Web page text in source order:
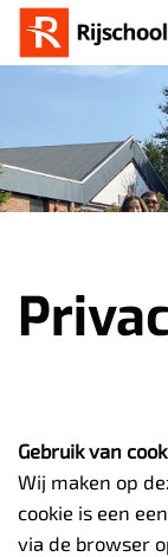
Ga
naar
Gebruik van
Wij maken op
cookie is een
via de browser